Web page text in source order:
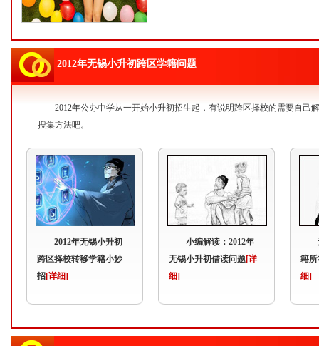
2012年无锡小升初跨区学籍问题
2012年公办中学从一开始小升初招生起，有说明跨区择校的需要自
搜集方法吧。
2012年无锡小升初
跨区择校转移学籍小妙
招[详细]
小编解读：2012年
无锡小升初借读问题[详
细]
籍
细]